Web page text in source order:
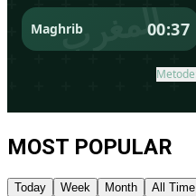
MOST POPULAR
Today Week Month All Time